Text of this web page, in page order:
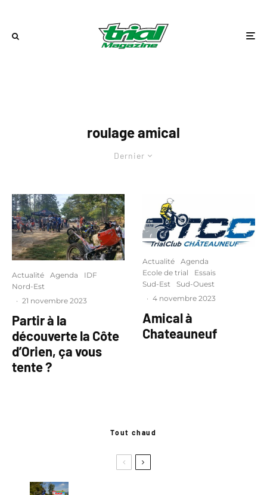
roulage amical
Dernier
Actualité Agenda
IDF
Nord-Est
· 21 novembre 2023
Partir à la
découverte la Côte
d’Orien, ça vous
tente ?
Actualité
Agenda
Ecole de trial
Essais
Sud-Est
Sud-Ouest
· 4 novembre 2023
Amical à
Chateauneuf
Tout chaud